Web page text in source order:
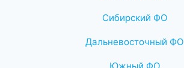
Сибирский ФО
Дальневосточный ФО